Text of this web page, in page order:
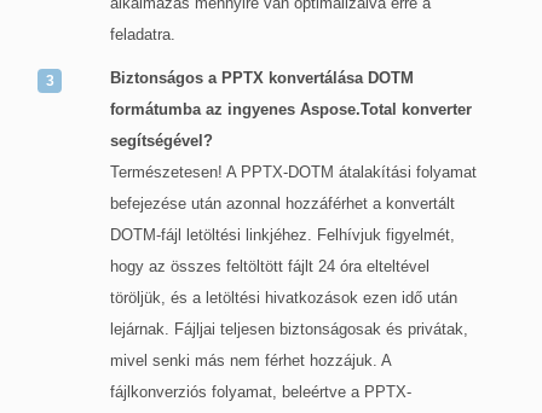
feladatra.
Biztonságos a PPTX konvertálása DOTM
formátumba az ingyenes Aspose.Total konverter
segítségével?
Természetesen! A PPTX-DOTM átalakítási folyamat
befejezése után azonnal hozzáférhet a konvertált
DOTM-fájl letöltési linkjéhez. Felhívjuk figyelmét,
hogy az összes feltöltött fájlt 24 óra elteltével
töröljük, és a letöltési hivatkozások ezen idő után
lejárnak. Fájljai teljesen biztonságosak és privátak,
mivel senki más nem férhet hozzájuk. A
fájlkonverziós folyamat, beleértve a PPTX-